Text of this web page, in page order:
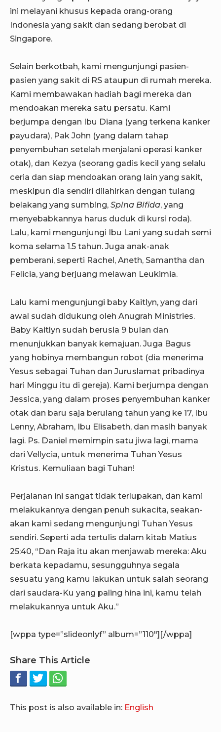
ini melayani khusus kepada orang-orang
Indonesia yang sakit dan sedang berobat di
Singapore.
Selain berkotbah, kami mengunjungi pasien-
pasien yang sakit di RS ataupun di rumah mereka.
Kami membawakan hadiah bagi mereka dan
mendoakan mereka satu persatu. Kami
berjumpa dengan Ibu Diana (yang terkena kanker
payudara), Pak John (yang dalam tahap
penyembuhan setelah menjalani operasi kanker
otak), dan Kezya (seorang gadis kecil yang selalu
ceria dan siap mendoakan orang lain yang sakit,
meskipun dia sendiri dilahirkan dengan tulang
belakang yang sumbing, Spina Bifida, yang
menyebabkannya harus duduk di kursi roda).
Lalu, kami mengunjungi Ibu Lani yang sudah semi
koma selama 1.5 tahun. Juga anak-anak
pemberani, seperti Rachel, Aneth, Samantha dan
Felicia, yang berjuang melawan Leukimia.
Lalu kami mengunjungi baby Kaitlyn, yang dari
awal sudah didukung oleh Anugrah Ministries.
Baby Kaitlyn sudah berusia 9 bulan dan
menunjukkan banyak kemajuan. Juga Bagus
yang hobinya membangun robot (dia menerima
Yesus sebagai Tuhan dan Juruslamat pribadinya
hari Minggu itu di gereja). Kami berjumpa dengan
Jessica, yang dalam proses penyembuhan kanker
otak dan baru saja berulang tahun yang ke 17, Ibu
Lenny, Abraham, Ibu Elisabeth, dan masih banyak
lagi. Ps. Daniel memimpin satu jiwa lagi, mama
dari Vellycia, untuk menerima Tuhan Yesus
Kristus. Kemuliaan bagi Tuhan!
Perjalanan ini sangat tidak terlupakan, dan kami
melakukannya dengan penuh sukacita, seakan-
akan kami sedang mengunjungi Tuhan Yesus
sendiri. Seperti ada tertulis dalam kitab Matius
25:40, “Dan Raja itu akan menjawab mereka: Aku
berkata kepadamu, sesungguhnya segala
sesuatu yang kamu lakukan untuk salah seorang
dari saudara-Ku yang paling hina ini, kamu telah
melakukannya untuk Aku.”
[wppa type=”slideonlyf” album=”110″][/wppa]
Share This Article
This post is also available in: English